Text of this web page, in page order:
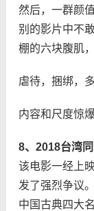
然后，一群颜
别的影片中不
棚的六块腹肌
虐待，捆绑，
内容和尺度惊爆
8、2018台湾同
该电影一经上
发了强烈争议。
中国古典四大